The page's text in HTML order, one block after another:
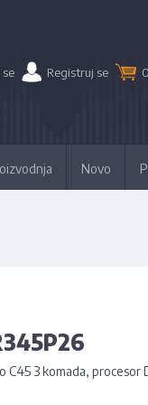
se Registruj se 0
Novo
C45 3 komada, procesor